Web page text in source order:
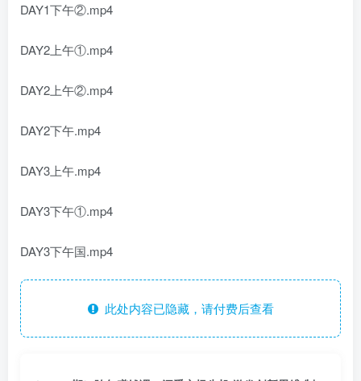
DAY1下午②.mp4
DAY2上午①.mp4
DAY2上午②.mp4
DAY2下午.mp4
DAY3上午.mp4
DAY3下午①.mp4
DAY3下午国.mp4
此处内容已隐藏，请付费后查看